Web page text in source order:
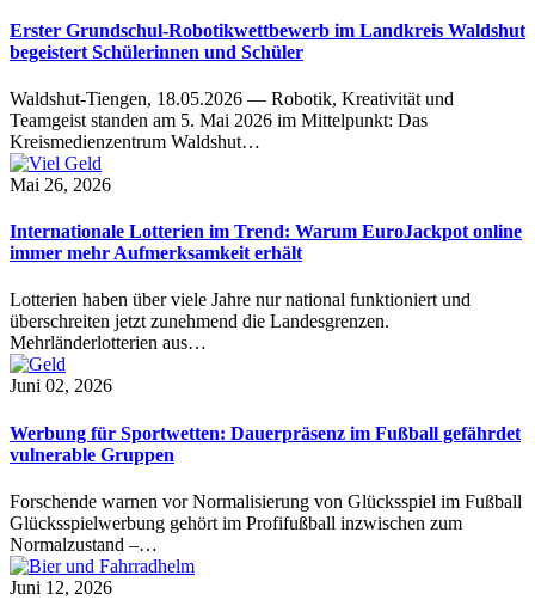
Erster Grundschul-Robotikwettbewerb im Landkreis Waldshut
begeistert Schülerinnen und Schüler
Waldshut-Tiengen, 18.05.2026 — Robotik, Kreativität und
Teamgeist standen am 5. Mai 2026 im Mittelpunkt: Das
Kreismedienzentrum Waldshut…
Mai 26, 2026
Internationale Lotterien im Trend: Warum EuroJackpot online
immer mehr Aufmerksamkeit erhält
Lotterien haben über viele Jahre nur national funktioniert und
überschreiten jetzt zunehmend die Landesgrenzen.
Mehrländerlotterien aus…
Juni 02, 2026
Werbung für Sportwetten: Dauerpräsenz im Fußball gefährdet
vulnerable Gruppen
Forschende warnen vor Normalisierung von Glücksspiel im Fußball
Glücksspielwerbung gehört im Profifußball inzwischen zum
Normalzustand –…
Juni 12, 2026